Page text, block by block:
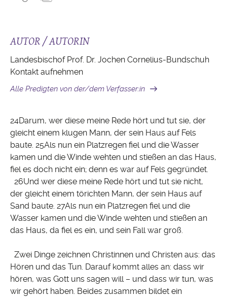
AUTOR / AUTORIN
Landesbischof Prof. Dr. Jochen Cornelius-Bundschuh
Kontakt aufnehmen
Alle Predigten von der/dem Verfasser:in
24Darum, wer diese meine Rede hört und tut sie, der
gleicht einem klugen Mann, der sein Haus auf Fels
baute. 25Als nun ein Platzregen fiel und die Wasser
kamen und die Winde wehten und stießen an das Haus,
fiel es doch nicht ein; denn es war auf Fels gegründet.
26Und wer diese meine Rede hört und tut sie nicht,
der gleicht einem törichten Mann, der sein Haus auf
Sand baute. 27Als nun ein Platzregen fiel und die
Wasser kamen und die Winde wehten und stießen an
das Haus, da fiel es ein, und sein Fall war groß.
Zwei Dinge zeichnen Christinnen und Christen aus: das
Hören und das Tun. Darauf kommt alles an: dass wir
hören, was Gott uns sagen will – und dass wir tun, was
wir gehört haben. Beides zusammen bildet ein